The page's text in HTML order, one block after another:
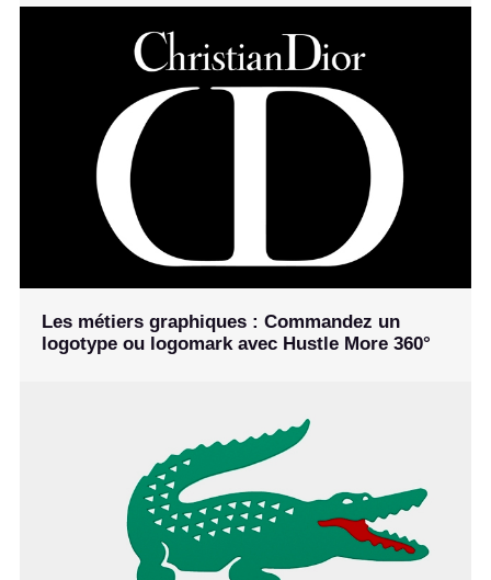
Les métiers graphiques : Commandez un
logotype ou logomark avec Hustle More 360°